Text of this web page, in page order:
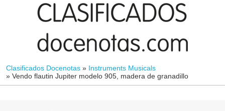
Clasificados Docenotas » Instruments Musicals
» Vendo flautin Jupiter modelo 905, madera de granadillo